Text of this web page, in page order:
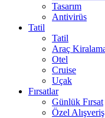
Tasarım
Antivirüs
Tatil
Tatil
Araç
Otel
Cruise
Uçak
Fırsatlar
Günlük Fırsat
Özel Alışveriş